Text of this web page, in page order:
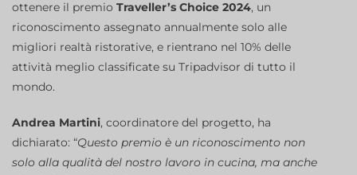
ottenere il premio Traveller’s Choice 2024, un
riconoscimento assegnato annualmente solo alle
migliori realtà ristorative, e rientrano nel 10% delle
attività meglio classificate su Tripadvisor di tutto il
mondo.
Andrea Martini, coordinatore del progetto, ha
dichiarato: “Questo premio è un riconoscimento non
solo alla qualità del nostro lavoro in cucina, ma anche